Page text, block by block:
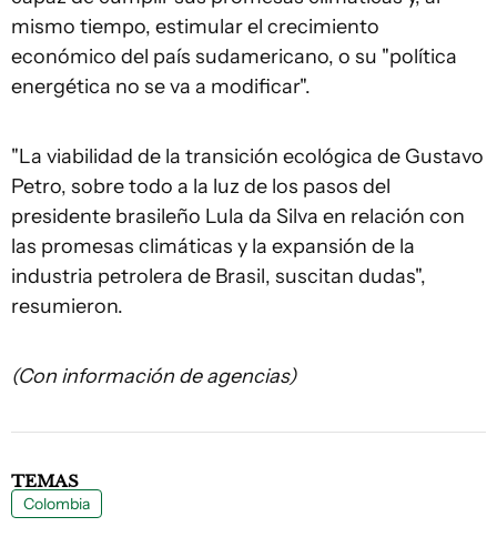
mismo tiempo, estimular el crecimiento
económico del país sudamericano, o su "política
energética no se va a modificar".
"La viabilidad de la transición ecológica de Gustavo
Petro, sobre todo a la luz de los pasos del
presidente brasileño Lula da Silva en relación con
las promesas climáticas y la expansión de la
industria petrolera de Brasil, suscitan dudas",
resumieron.
(Con información de agencias)
TEMAS
Colombia